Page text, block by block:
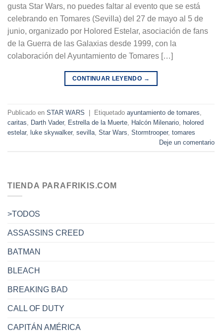
TIENDA PARAFRIKIS.COM
>TODOS
ASSASSINS CREED
BATMAN
BLEACH
BREAKING BAD
CALL OF DUTY
CAPITÁN AMÉRICA
gusta Star Wars, no puedes faltar al evento que se está
celebrando en Tomares (Sevilla) del 27 de mayo al 5 de
junio, organizado por Holored Estelar, asociación de fans
de la Guerra de las Galaxias desde 1999, con la
colaboración del Ayuntamiento de Tomares […]
CONTINUAR LEYENDO →
Publicado en STAR WARS | Etiquetado ayuntamiento de tomares
caritas
Darth Vader, Estrella de la Muerte Halcón Milenario holored
estelar, luke skywalker, sevilla Star Wars Stormtrooper, tomares
Deje un comentario